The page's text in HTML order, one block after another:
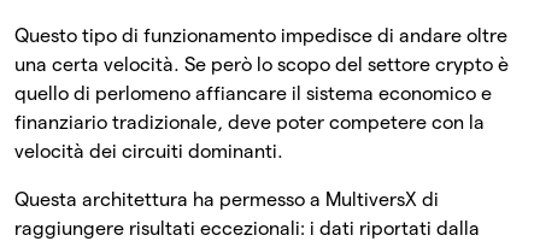
Questo tipo di funzionamento impedisce di andare oltre
una certa velocità. Se però lo scopo del settore crypto è
quello di perlomeno affiancare il sistema economico e
finanziario tradizionale, deve poter competere con la
velocità dei circuiti dominanti.
Questa architettura ha permesso a MultiversX di
raggiungere risultati eccezionali: i dati riportati dalla